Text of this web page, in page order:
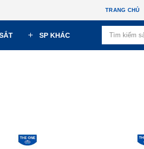
TRANG CHỦ
SP KHÁC